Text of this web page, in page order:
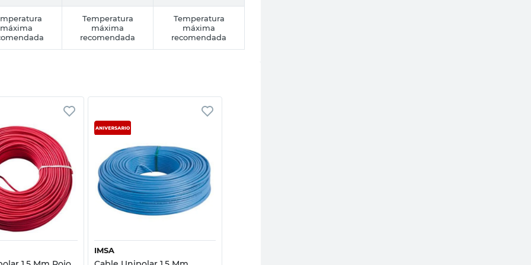
máxima
Temperatura
máxima
recomendada
Temperatura
máxima
recomendada
rápida Vista rápida
IMSA